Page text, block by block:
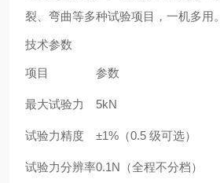
裂、弯曲等多种试验项目，一机多用。
技术参数
项目 参数
最大试验力 5kN
试验力精度 ±1%（0.5 级可选）
试验力分辨率0.1N（全程不分档）